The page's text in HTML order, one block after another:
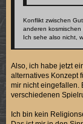
Konflikt zwischen
anderen kosmischen
Ich sehe also nicht,
Also, ich habe jetzt
alternatives Konzept
mir nicht eingefallen.
verschiedenen
Ich bin kein